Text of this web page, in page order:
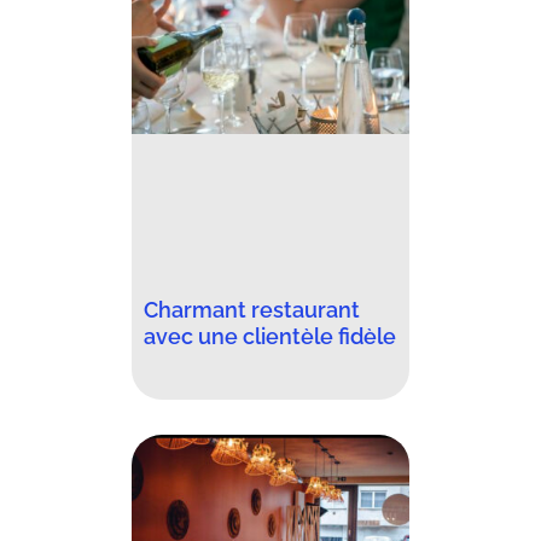
Charmant restaurant
avec une clientèle fidèle